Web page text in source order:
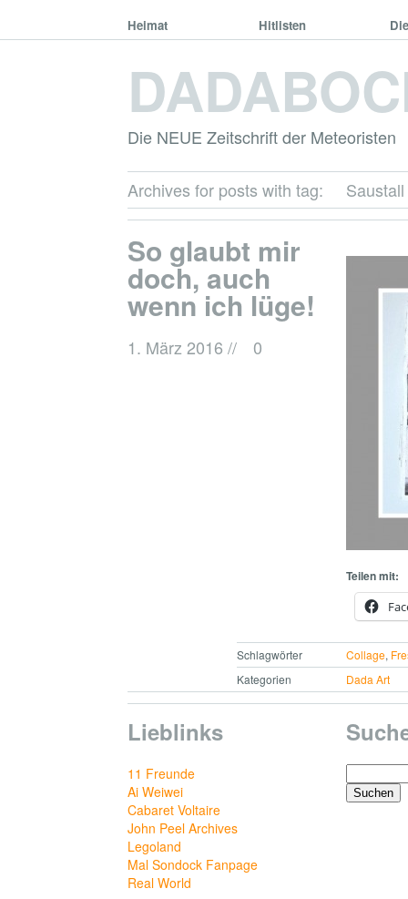
Heimat Hitlisten
Die NEUE Zeitschrift der Meteoristen
Archives for posts with tag: Saustall
So glaubt mir
doch, auch
wenn ich lüge!
1. März 2016 // 0
Teilen mit:
Schlagwörter Collage,
Kategorien
Dada Art
Lieblinks
11 Freunde
Ai Weiwei
Cabaret Voltaire
John Peel Archives
Legoland
Mal Sondock Fanpage
Real World
Suchen
nach: